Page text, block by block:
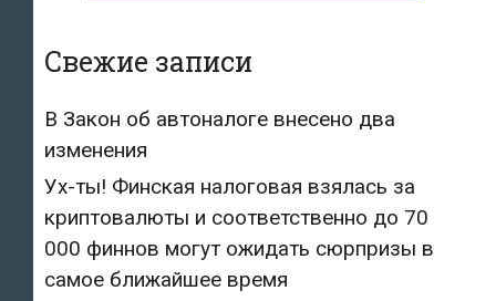
Свежие записи
В Закон об автоналоге внесено два
изменения
Ух-ты! Финская налоговая взялась за
криптовалюты и соответственно до 70
000 финнов могут ожидать сюрпризы в
самое ближайшее время